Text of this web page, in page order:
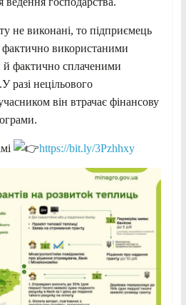
не виконані, то підприємець
використаними
фактично сплаченими
разі нецільового
він втрачає фінансову
https://bit.ly/3Pzhhxy